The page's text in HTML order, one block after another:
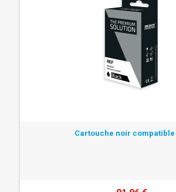
Cartouche noir compatible